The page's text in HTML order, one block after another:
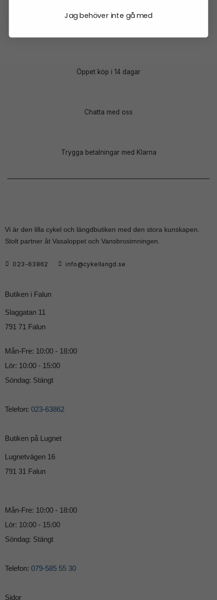
Öppet köp i 14 dagar
Chatta med oss
Trygga betalningar med Klarna
Vi är den lilla cykel och längdbutiken med den stora kunskapen.
Stolt partner åt Vasaloppet och Vansbrosimningen.
023-63862 info@cykellangd.se
Butiken i Falun
Slaggatan 11
791 71 Falun
Mån-Fre: 10:00 - 18:00
Lör: 10:00 - 15:00
Söndag: Stängt
Telefon: 023-63862
Butiken på Lugnet
Lugnetvägen 16
791 31 Falun
Mån-Fre: 10:00 - 18:00
Lör: 10:00 - 15:00
Söndag: Stängt
Telefon: 079-585 55 30
Sidor
Jag behöver inte gå med